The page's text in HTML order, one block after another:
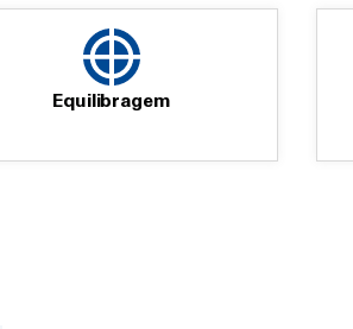
Equilibragem